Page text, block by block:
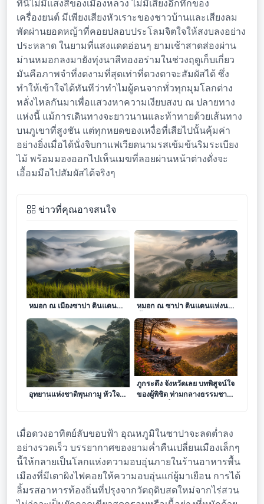
ที่นี่ไม่มีแสงสีของเมืองหลวง ไม่มีเสียงอึกทึกของ
เครื่องยนต์ มีเพียงเสียงหัวเราะของชาวบ้านและเสียงลม
พัดผ่านยอดหญ้าที่คอยปลอบประโลมจิตใจให้สงบลงอย่าง
ประหลาด ในยามที่แสงแดดอ่อนๆ ยามเช้าสาดส่องผ่าน
ม่านหมอกลงมายังทุ่งนาสีทองอร่ามในช่วงฤดูเก็บเกี่ยว
มันคือภาพจำที่งดงามที่สุดเท่าที่ดวงตาจะสัมผัสได้ ซึ่ง
ทำให้เข้าใจได้ทันทีว่าทำไมผู้คนจากทั่วทุกมุมโลกต่าง
หลั่งไหลกันมาเพื่อแสวงหาความเงียบสงบ ณ ปลายทาง
แห่งนี้ แม้การเดินทางจะยาวนานและท้าทายด้วยเส้นทาง
บนภูเขาที่สูงชัน แต่ทุกหยดของเหงื่อที่เสียไปนั้นคุ้มค่า
อย่างยิ่งเมื่อได้นั่งจิบกาแฟเวียดนามรสเข้มข้นริมระเบียง
ไม้ พร้อมมองออกไปเห็นเมฆที่ลอยผ่านหน้าต่างดั่งจะ
เอื้อมมือไปสัมผัสได้จริงๆ
ข่าวที่คุณอาจสนใจ
เงาแห่งศตวรรษในอ้อมกอดแห่ง
หมอก ณ เมืองซาปา ดินแดนที่
วิถีแห่งขุนเขาถักทอผ่านผืนนา
ขั้นบันได
มรดกแห่งเสียงกระซิบในสาย
หมอก ณ ซาปา ดินแดนแห่งนา
ขั้นบันไดที่โอบกอดท้องฟ้า
ล่องลำน้ำแห่งความทรงจำ ณ
อุทยานแห่งชาติพุนกามู หัวใจสี
ภูกระดึง จังหวัดเลย บทพิสูจน์ใจ
ของผู้พิชิต ท่ามกลางธรรมชาติ
เมื่อดวงอาทิตย์ลับขอบฟ้า อุณหภูมิในซาปาจะลดต่ำลง
อย่างรวดเร็ว บรรยากาศของยามค่ำคืนเปลี่ยนเมืองเล็กๆ
นี้ให้กลายเป็นโลกแห่งความอบอุ่นภายในร้านอาหารพื้น
เมืองที่มีเตาผิงไฟคอยให้ความอบอุ่นแก่ผู้มาเยือน การได้
ลิ้มรสอาหารท้องถิ่นที่ปรุงจากวัตถุดิบสดใหม่จากไร่สวน